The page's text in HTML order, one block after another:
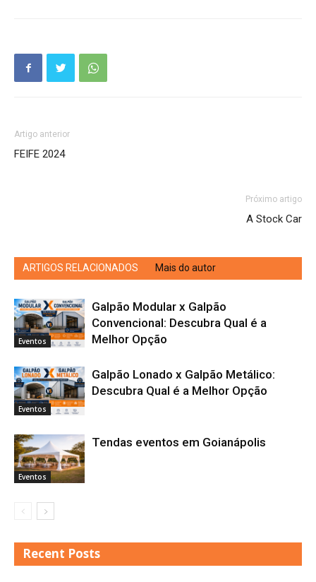
Artigo anterior
FEIFE 2024
Próximo artigo
A Stock Car
ARTIGOS RELACIONADOS Mais do autor
Eventos
Galpão Modular x Galpão
Convencional: Descubra Qual é a
Melhor Opção
Eventos
Galpão Lonado x Galpão Metálico:
Descubra Qual é a Melhor Opção
Eventos
Tendas eventos em Goianápolis
Recent Posts